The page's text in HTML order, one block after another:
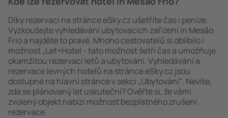
Díky rezervaci na stránce eSky.cz ušetříte čas i peníze.
Vyzkoušejte vyhledávání ubytovacích zařízení in Mesão
Frio a najděte to pravé. Mnoho cestovatelů si oblíbilo i
možnost „Let+Hotel - tato možnost šetří čas a umožňuje
okamžitou rezervaci letů a ubytování. Vyhledávání a
rezervace levných hotelů na stránce eSky.cz jsou
dostupné na hlavní stránce v sekci „Ubytování“. Nevíte,
zda se plánovaný let uskuteční? Ověřte si, že vámi
zvolený objekt nabízí možnost bezplatného zrušení
rezervace.